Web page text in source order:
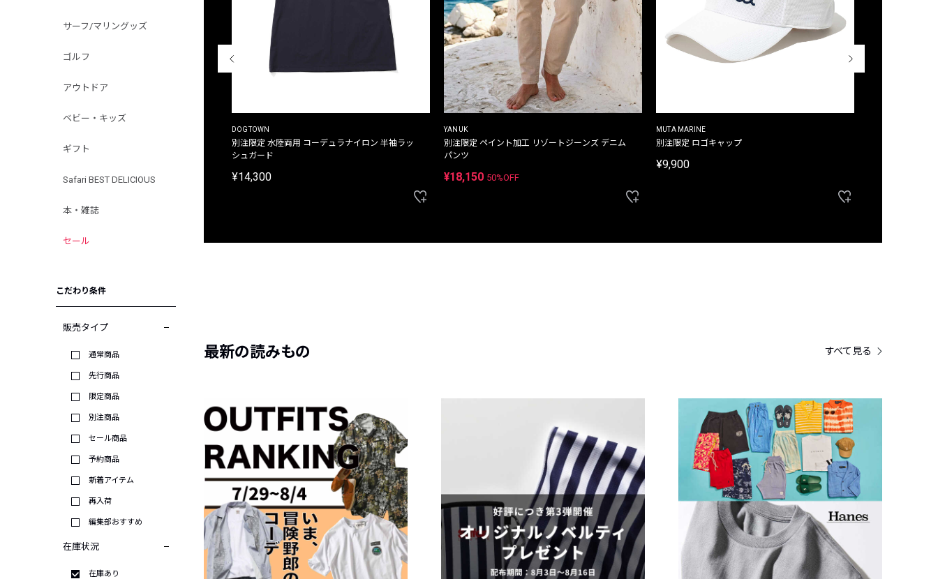
サーフ/マリングッズ
ゴルフ
アウトドア
ベビー・キッズ
ギフト
Safari BEST DELICIOUS
本・雑誌
セール
こだわり条件
販売タイプ
通常商品
先行商品
限定商品
別注商品
セール商品
予約商品
新着アイテム
再入荷
編集部おすすめ
在庫状況
在庫あり
別注限定 ピグメントダイ バックプリント サーフ
プリントTシャツ
DOGTOWN
別注限定 水陸両用 コーデュラナイロン 半袖ラッ
シュガード
¥14,300
YANUK
別注限定 ペイント加工 リゾートジーンズ デニム
パンツ
¥18,150 50%OFF
MUTA MARINE
別注限定 ロゴキャップ
¥9,900
最新の読みもの すべて見る